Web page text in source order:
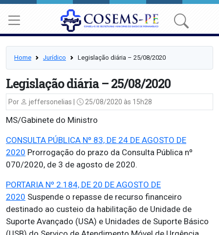
Home Jurídico Legislação diária – 25/08/2020
Legislação diária – 25/08/2020
Por jeffersonelias | 25/08/2020 às 15h28
MS/Gabinete do Ministro
CONSULTA PÚBLICA Nº 83, DE 24 DE AGOSTO DE
2020 Prorrogação do prazo da Consulta Pública nº
070/2020, de 3 de agosto de 2020.
PORTARIA Nº 2.184, DE 20 DE AGOSTO DE
2020 Suspende o repasse de recurso financeiro
destinado ao custeio da habilitação de Unidade de
Suporte Avançado (USA) e Unidades de Suporte Básico